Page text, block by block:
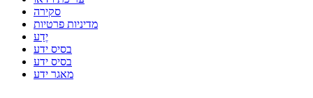
סקירה
מדיניות פרטיות
יֶדַע
בסיס ידע
בסיס ידע
מאגר ידע